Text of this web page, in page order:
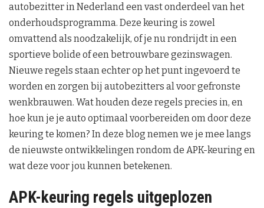
autobezitter in Nederland een vast onderdeel van het
onderhoudsprogramma. Deze keuring is zowel
omvattend als noodzakelijk, of je nu rondrijdt in een
sportieve bolide of een betrouwbare gezinswagen.
Nieuwe regels staan echter op het punt ingevoerd te
worden en zorgen bij autobezitters al voor gefronste
wenkbrauwen. Wat houden deze regels precies in, en
hoe kun je je auto optimaal voorbereiden om door deze
keuring te komen? In deze blog nemen we je mee langs
de nieuwste ontwikkelingen rondom de APK-keuring en
wat deze voor jou kunnen betekenen.
APK-keuring regels uitgeplozen